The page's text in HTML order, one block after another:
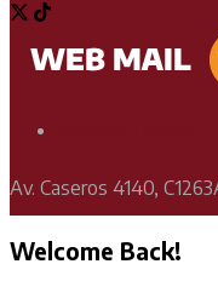
Av. Caseros 4140,
Welcome Back!